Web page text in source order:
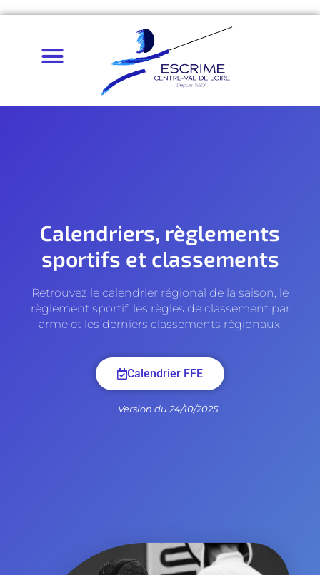
Calendriers, règlements
sportifs et classements
Retrouvez le calendrier régional de la saison, le
règlement sportif, les règles de classement par
arme et les derniers classements régionaux.
Calendrier FFE
Version du 24/10/2025